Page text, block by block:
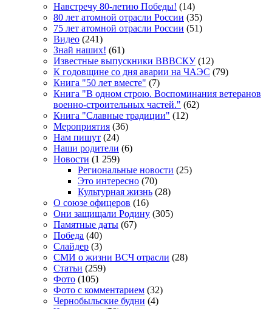
Навстречу 80-летию Победы! (14)
80 лет атомной отрасли России (35)
75 лет атомной отрасли России (51)
Видео (241)
Знай наших! (61)
Известные выпускники ВВВСКУ(12)
К годовщине со дня аварии на ЧАЭС (79)
Книга "50 лет вместе" (7)
Книга "В одном строю. Воспоминания ветеранов
военно-строительных частей." (62)
Книга "Славные традиции" (12)
Мероприятия (36)
Нам пишут (24)
Наши родители (6)
Новости (1 259)
Региональные новости (25)
Это интересно (70)
Культурная жизнь (28)
О союзе офицеров (16)
Они защищали Родину (305)
Памятные даты (67)
Победа (40)
Слайдер (3)
СМИ о жизни ВСЧ отрасли (28)
Статьи (259)
Фото (105)
Фото с комментарием (32)
Чернобыльские будни (4)